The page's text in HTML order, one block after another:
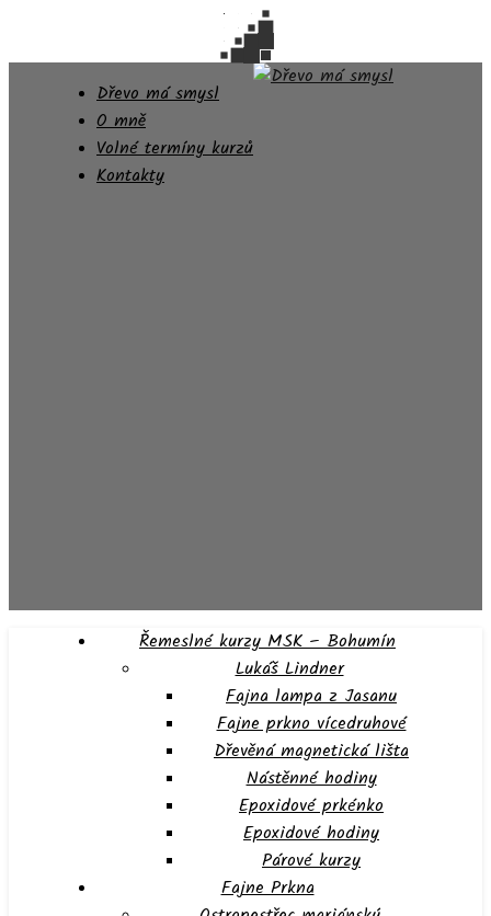
Dřevo má smysl
O mně
Volné termíny kurzů
Kontakty
Řemeslné kurzy MSK – Bohumín
Lukáš Lindner
Fajna lampa z Jasanu
Fajne prkno vícedruhové
Dřevěná magnetická lišta
Nástěnné hodiny
Epoxidové prkénko
Epoxidové hodiny
Párové kurzy
Fajne Prkna